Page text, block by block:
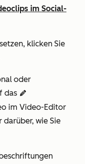
im Social-
klicken Sie
oder
das editIcon
im Video-Editor
darüber, wie Sie